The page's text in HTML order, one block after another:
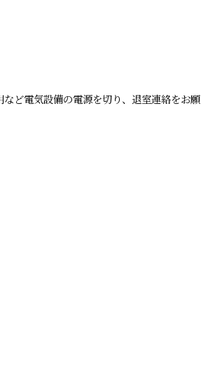
ど電気設備の電源を切り、退室連絡をお願